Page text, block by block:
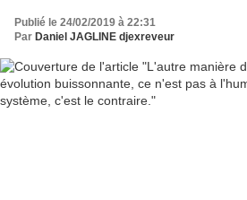
Publié le 24/02/2019 à 22:31
Par Daniel JAGLINE djexreveur